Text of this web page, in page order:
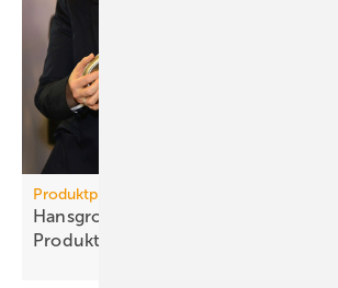
Produktpiraterie
Hans­grohe Group – klarer Sieg ge­gen
Pro­dukt­pi­raten